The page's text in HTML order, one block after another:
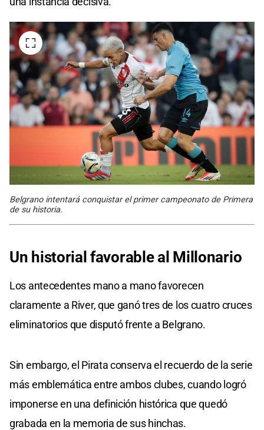
Belgrano intentará conquistar el primer campeonato de Primera
de su historia.
Un historial favorable al Millonario
Los antecedentes mano a mano favorecen
claramente a River, que ganó tres de los cuatro cruces
eliminatorios que disputó frente a Belgrano.
Sin embargo, el Pirata conserva el recuerdo de la serie
más emblemática entre ambos clubes, cuando logró
imponerse en una definición histórica que quedó
grabada en la memoria de sus hinchas.